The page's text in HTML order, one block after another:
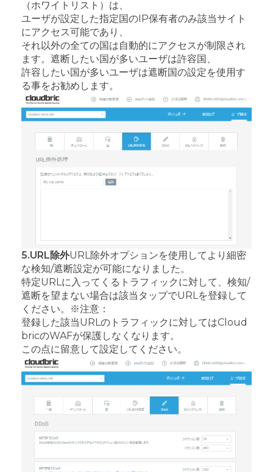
（ホワイトリスト）は、
ユーザが設定した指定国のIP保有者のみ該当サイト
にアクセス可能であり、
それ以外の全ての国は自動的にアクセスが制限され
ます。 遮断したい国が多いユーザは許容国、
許容したい国が多いユーザは遮断国の設定を使用す
る事をお勧めします。
5.URL除外URL除外オプションを使用してより細密
な検知/遮断設定が可能になりました。
特定URLに入ってくるトラフィックに対して、検知/
遮断を望まない場合は該当タップでURLを登録して
ください。
※注意：
登録した該当URLのトラフィックに対してはCloud
bricのWAFが保護しなくなります。
この点に留意して設定してください。